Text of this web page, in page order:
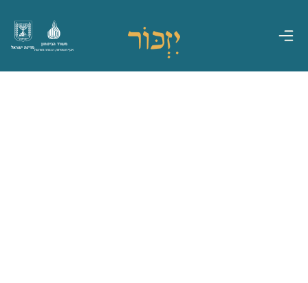
מדינת ישראל
משרד הביטחון
אגף משפחות, הנצחה ומורשת